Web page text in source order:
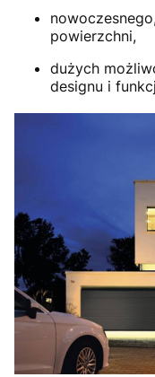
powierzchni,
dużych
designu i